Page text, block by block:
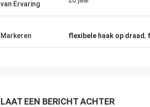
van Ervaring
Markeren flexibele haak op draad,
LAAT EEN BERICHT ACHTER